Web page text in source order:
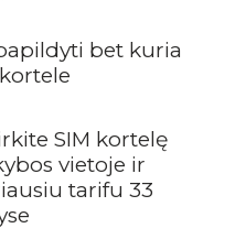
bet kuria
SIM kortelę
vietoje ir
tarifu 33